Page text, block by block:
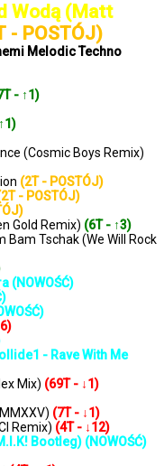
Wodą (Matt
- POSTÓJ)
Melodic Techno
- ↑1)
(Cosmic Boys Remix)
(2T - POSTÓJ)
- POSTÓJ)
Gold Remix) (6T - ↑3)
Bam Tschak (We Will Rock
(NOWOŚĆ)
- Rave With Me
Mix) (69T - ↓1)
(7T - ↓1)
Remix) (4T - ↓12)
Bootleg) (NOWOŚĆ)